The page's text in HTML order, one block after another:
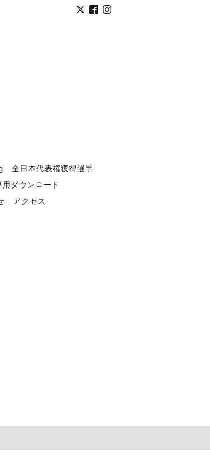
全日本代表権獲得選手
用ダウンロード
アクセス